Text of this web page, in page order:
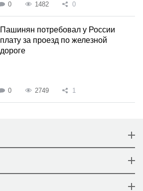
0 1482 0
Пашинян потребовал у России
плату за проезд по железной
дороге
0 2749 1